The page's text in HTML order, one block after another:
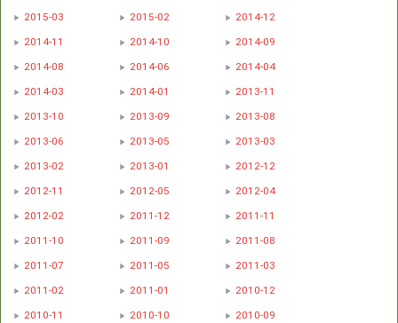
2015-03
2015-02
2014-12
2014-11
2014-10
2014-09
2014-08
2014-06
2014-04
2014-03
2014-01
2013-11
2013-10
2013-09
2013-08
2013-06
2013-05
2013-03
2013-02
2013-01
2012-12
2012-11
2012-05
2012-04
2012-02
2011-12
2011-11
2011-10
2011-09
2011-08
2011-07
2011-05
2011-03
2011-02
2011-01
2010-12
2010-11
2010-10
2010-09